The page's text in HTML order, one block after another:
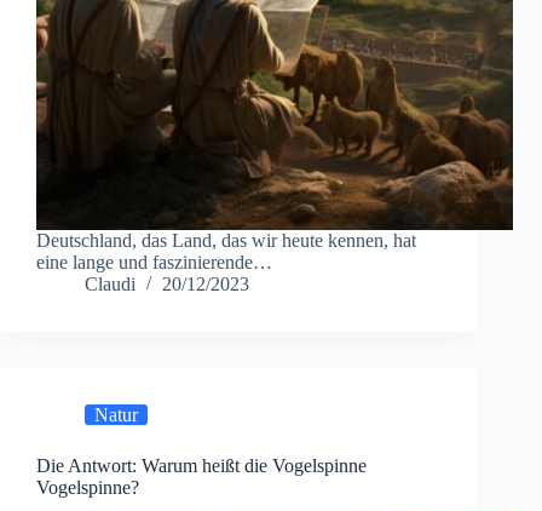
Deutschland, das Land, das wir heute kennen, hat
eine lange und faszinierende…
Claudi
20/12/2023
Natur
Die Antwort: Warum heißt die Vogelspinne
Vogelspinne?